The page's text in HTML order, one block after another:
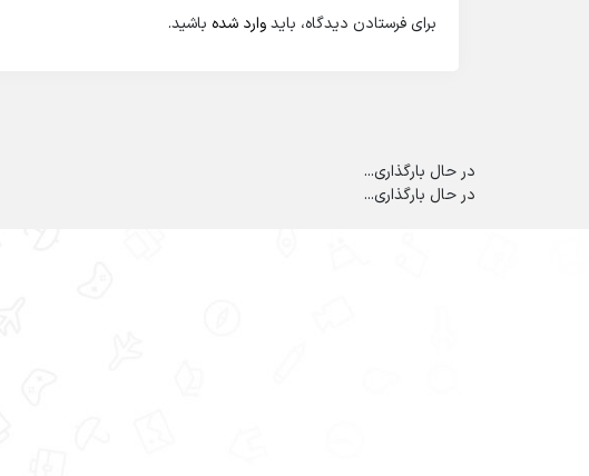
برای فرستادن دیدگاه، بایدوارد شده باشید.
در حال بارگذاری...
در حال بارگذاری...